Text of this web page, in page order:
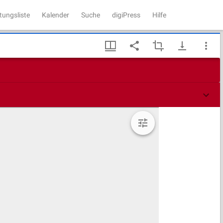
Kalender Suche digiPress Hilfe